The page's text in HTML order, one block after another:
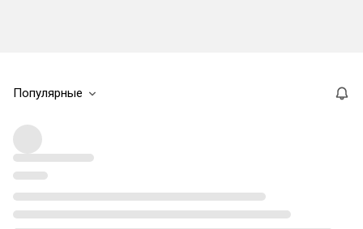
Популярные